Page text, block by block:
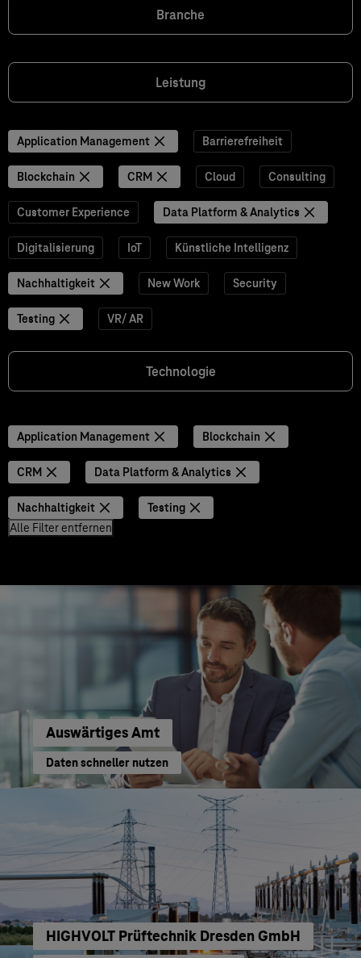
Branche
Leistung
Application Management Barrierefreiheit
Blockchain CRM Cloud Consulting
Customer Experience Data Platform & Analytics
Digitalisierung IoT Künstliche Intelligenz
Nachhaltigkeit New Work Security
Testing VR/ AR
Technologie
Application Management Blockchain
CRM Data Platform & Analytics
Nachhaltigkeit
Testing
Alle Filter entfernen
Auswärtiges Amt
Daten schneller nutzen
HIGHVOLT Prüftechnik Dresden GmbH